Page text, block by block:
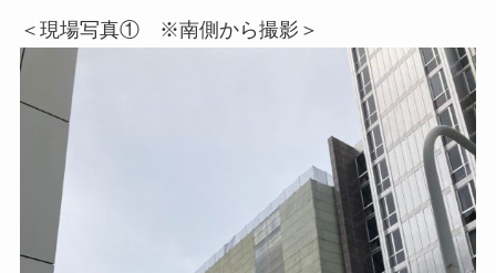
＜現場写真① ※南側から撮影＞